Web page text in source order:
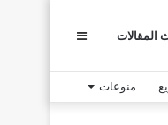
المقالات
منوعات